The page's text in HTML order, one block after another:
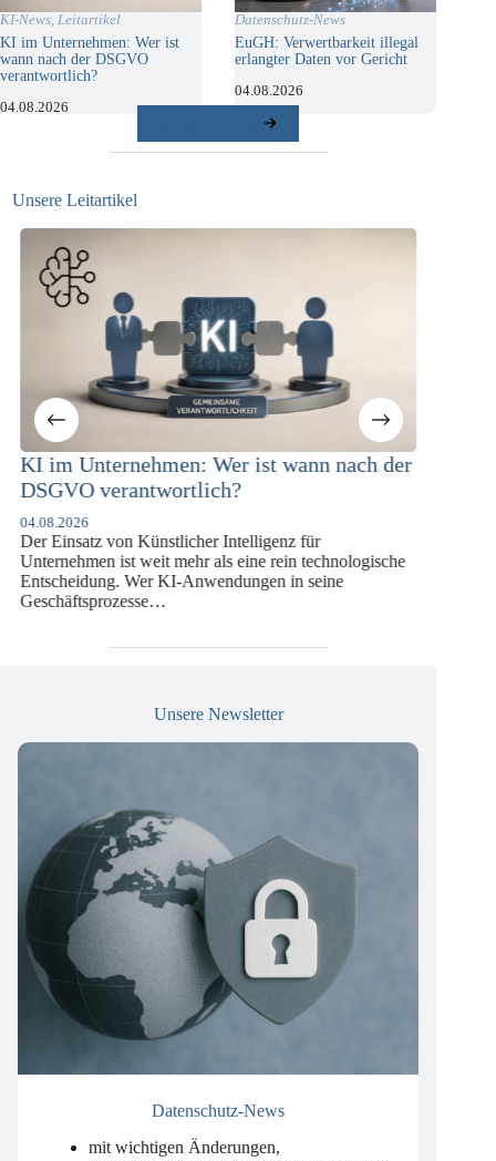
KI-News Leitartikel
KI im Unternehmen: Wer ist
wann nach der DSGVO
verantwortlich?
04.08.2026
Datenschutz-News
EuGH: Verwertbarkeit illegal
erlangter Daten vor Gericht
04.08.2026
Unsere Leitartikel
Unternehmen: Wer ist wann nach der
verantwortlich?
von Künstlicher Intelligenz für
ist weit mehr als eine rein technologische
Wer KI-Anwendungen in seine
KI-
Die europäische
Unsere Newsletter
Datenschutz-News